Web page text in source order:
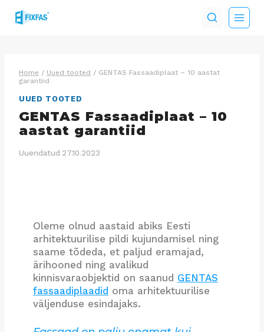
Skip
Home / Uued tooted / GENTAS Fassaadiplaat – 10 aastat
garantiid
UUED TOOTED
GENTAS Fassaadiplaat – 10
aastat garantiid
Uuendatud 27.10.2023
Oleme olnud aastaid abiks Eesti
arhitektuurilise pildi kujundamisel ning
saame tõdeda, et paljud eramajad,
ärihooned ning avalikud
kinnisvaraobjektid on saanud GENTAS
fassaadiplaadid oma arhitektuurilise
väljenduse esindajaks.